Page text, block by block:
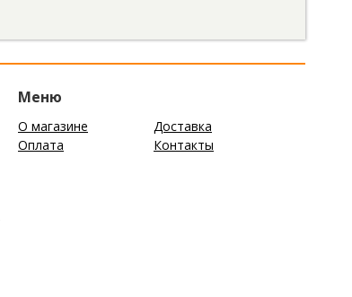
Меню
О магазине
Доставка
Оплата
Контакты